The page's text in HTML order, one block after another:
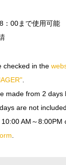
：00まで使用可能
checked in the
made from 2 days
are not
AM～8:00PM